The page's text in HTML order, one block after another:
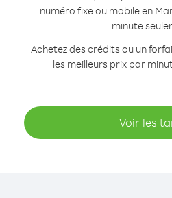
numéro fixe ou mobile en
minute
Achetez des crédits ou un
les meilleurs prix par
Voir les